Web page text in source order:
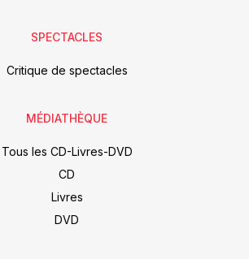
SPECTACLES
Critique de spectacles
MÉDIATHÈQUE
Tous les CD-Livres-DVD
CD
Livres
DVD